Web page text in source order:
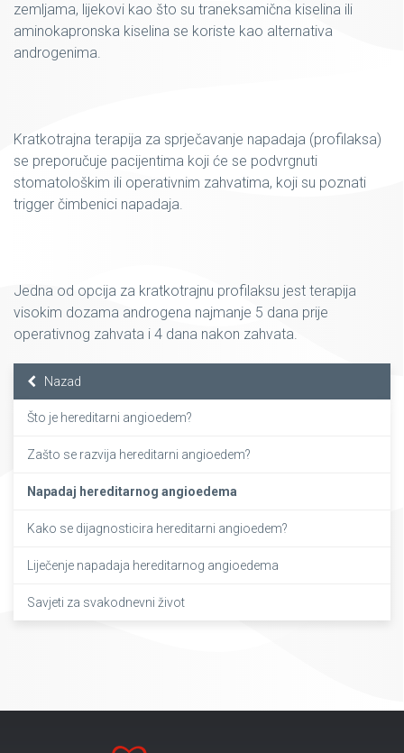
zemljama, lijekovi kao što su traneksamična kiselina ili
aminokapronska kiselina se koriste kao alternativa
androgenima.
Kratkotrajna terapija za sprječavanje napadaja (profilaksa)
se preporučuje pacijentima koji će se podvrgnuti
stomatološkim ili operativnim zahvatima, koji su poznati
trigger čimbenici napadaja.
Jedna od opcija za kratkotrajnu profilaksu jest terapija
visokim dozama androgena najmanje 5 dana prije
operativnog zahvata i 4 dana nakon zahvata.
Nazad
Što je hereditarni angioedem?
Zašto se razvija hereditarni angioedem?
Napadaj hereditarnog angioedema
Kako se dijagnosticira hereditarni angioedem?
Liječenje napadaja hereditarnog angioedema
Savjeti za svakodnevni život